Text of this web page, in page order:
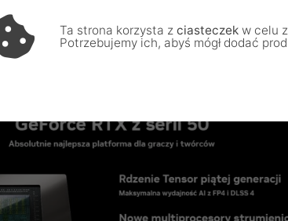
Ta strona korzysta z ciasteczek w celu
Potrzebujemy ich, abyś mógł dodać